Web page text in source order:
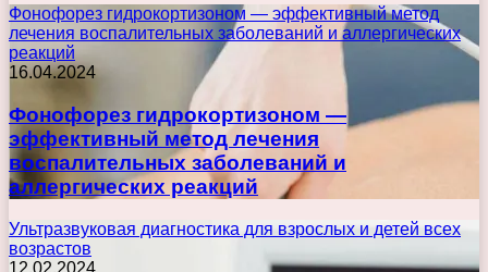
Фонофорез гидрокортизоном — эффективный метод
лечения воспалительных заболеваний и аллергических
реакций
16.04.2024
Фонофорез гидрокортизоном —
эффективный метод лечения
воспалительных заболеваний и
аллергических реакций
Ультразвуковая диагностика для взрослых и детей всех
возрастов
12.02.2024